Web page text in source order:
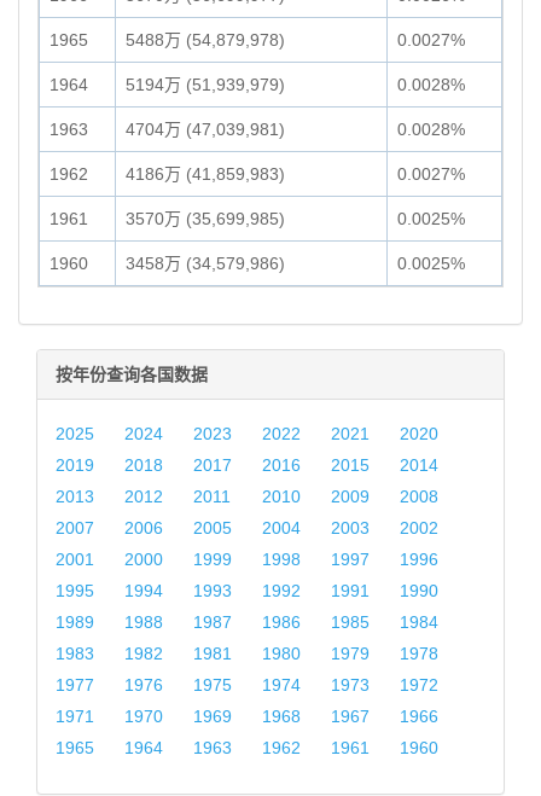
1965 5488万 (54,879,978) 0.0027%
1964 5194万 (51,939,979) 0.0028%
1963 4704万 (47,039,981) 0.0028%
1962 4186万 (41,859,983) 0.0027%
1961 3570万 (35,699,985) 0.0025%
1960 3458万 (34,579,986) 0.0025%
按年份查询各国数据
2025 2024 2023 2022 2021
2020
2019
2018 2017 2016 2015
2014
2013
2012 2011 2010 2009
2008
2007
2006 2005 2004 2003
2002
2001
2000 1999 1998 1997
1996
1995
1994 1993 1992 1991
1990
1989
1988 1987 1986 1985
1984
1983
1982 1981 1980 1979
1978
1977
1976 1975 1974 1973
1972
1971
1970 1969 1968 1967
1966
1965
1964 1963 1962 1961 1960